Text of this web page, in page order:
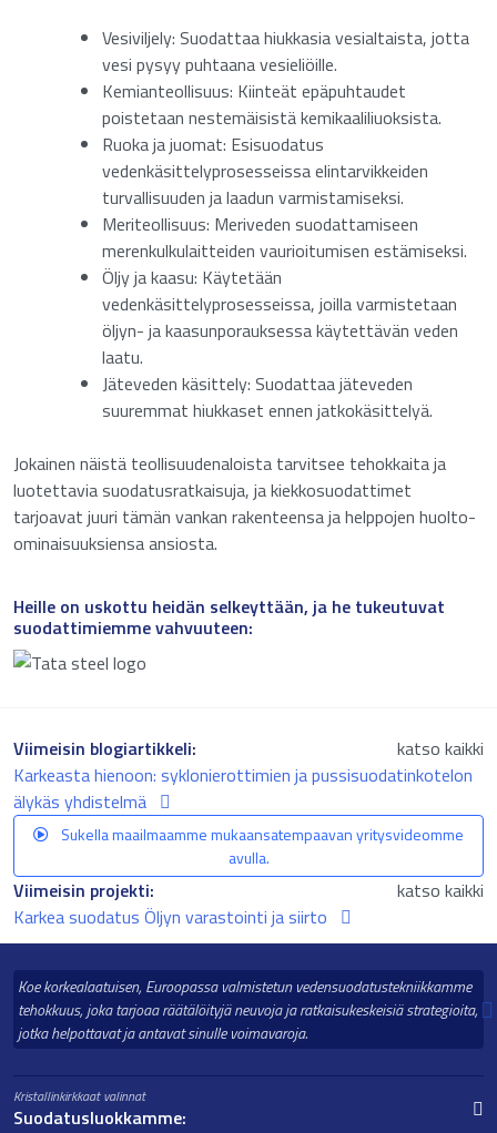
Vesiviljely: Suodattaa hiukkasia vesialtaista, jotta
vesi pysyy puhtaana vesieliöille.
Kemianteollisuus: Kiinteät epäpuhtaudet
poistetaan nestemäisistä kemikaaliliuoksista.
Ruoka ja juomat: Esisuodatus
vedenkäsittelyprosesseissa elintarvikkeiden
turvallisuuden ja laadun varmistamiseksi.
Meriteollisuus: Meriveden suodattamiseen
merenkulkulaitteiden vaurioitumisen estämiseksi.
Öljy ja kaasu: Käytetään
vedenkäsittelyprosesseissa, joilla varmistetaan
öljyn- ja kaasunporauksessa käytettävän veden
laatu.
Jäteveden käsittely: Suodattaa jäteveden
suuremmat hiukkaset ennen jatkokäsittelyä.
Jokainen näistä teollisuudenaloista tarvitsee tehokkaita ja
luotettavia suodatusratkaisuja, ja kiekkosuodattimet
tarjoavat juuri tämän vankan rakenteensa ja helppojen huolto-
ominaisuuksiensa ansiosta.
Heille on uskottu heidän selkeyttään, ja he tukeutuvat
suodattimiemme vahvuuteen:
Viimeisin blogiartikkeli:
katso kaikki
Karkeasta hienoon: syklonierottimien ja pussisuodatinkotelon
älykäs yhdistelmä
Sukella maailmaamme mukaansatempaavan yritysvideomme
avulla.
Viimeisin projekti:
katso kaikki
Karkea suodatus Öljyn varastointi ja siirto
Koe korkealaatuisen, Euroopassa valmistetun vedensuodatustekniikkamme
tehokkuus, joka tarjoaa räätälöityjä neuvoja ja ratkaisukeskeisiä strategioita,
jotka helpottavat ja antavat sinulle voimavaroja.
Kristallinkirkkaat valinnat
Suodatusluokkamme: